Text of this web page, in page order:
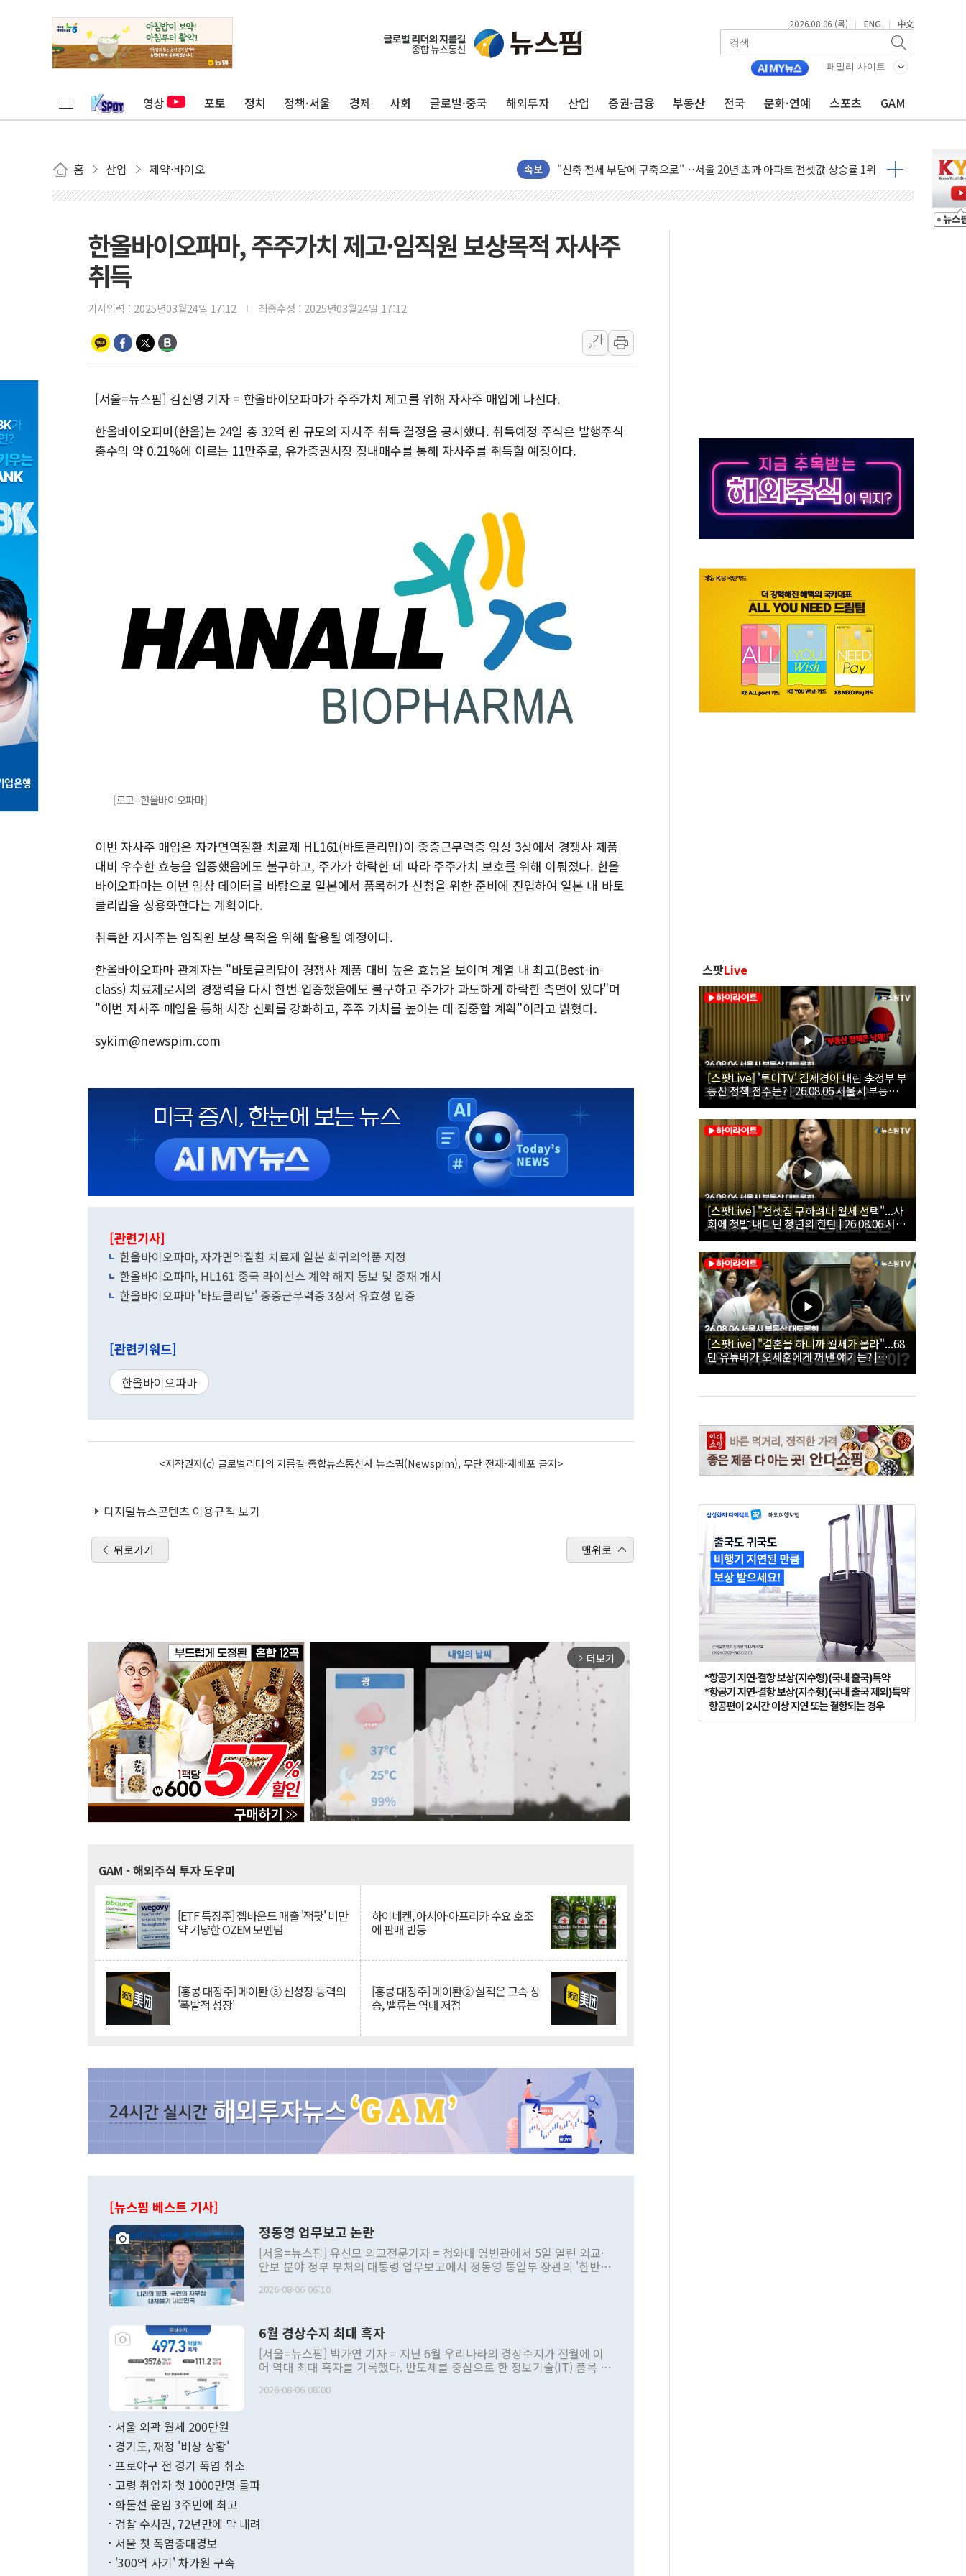
2026.08.06 (목) | ENG | 中文
패밀리 사이트
영상 포토 정치 정책·서울 경제 사회 글로벌·중국 해외투자 산업 증권·금융 부동산 전국 문화·연예 스포츠 GAM
홈 산업 제약·바이오 속보
[ETF 시황] SK하이닉스 인버스 20% 급등…레버리지 급락
[중국증시 마감] 혼조 마감, 폭염·전력 수요에 석탄주 강세
[일본 증시] 닛케이, AI·반도체 차익실현 매물에 3일 만에 반락
[마감시황] 반도체가 흔든 코스피…4.58% 급락 속 코스닥만 웃었다
개인사업자대출 격차 9180억→3990억…인터넷뱅크 1·2위 '격전'
파주 쇼핑백 제조 공장서 화재 4개 동 전소…인명피해 없어
10프로대 하락 마감한 SK하이닉스
이성훈 LH 사장 "서울지역본부 청년주택으로"…직원 사기 회복도 숙제
KT&G, 상반기 역대 최대매출…중간배당금 2000원으로 상향
에이루트, 글로벌 리테일 박람회서 신규 채널 확보
[뉴스핌 뉴스레터 Today ANDA] 8월 6일
인천공항 여객터미널, 대형 미디어아트로 다채로운 볼거리 제공
해군, 독도 인근서 동해영토수호훈련 비공개 실시
한올바이오파마, 주주가치 제고·임직원 보상목적 자사주
취득
기사입력 : 2025년03월24일 17:12 최종수정 : 2025년03월24일 17:12
가
가
[서울=뉴스핌] 김신영 기자 = 한올바이오파마가 주주가치 제고를 위해 자사주 매입에 나선다.
한올바이오파마(한올)는 24일 총 32억 원 규모의 자사주 취득 결정을 공시했다. 취득예정 주식은 발행주식
총수의 약 0.21%에 이르는 11만주로, 유가증권시장 장내매수를 통해 자사주를 취득할 예정이다.
[로고=한올바이오파마]
이번 자사주 매입은 자가면역질환 치료제 HL161(바토클리맙)이 중증근무력증 임상 3상에서 경쟁사 제품
대비 우수한 효능을 입증했음에도 불구하고, 주가가 하락한 데 따라 주주가치 보호를 위해 이뤄졌다. 한올
바이오파마는 이번 임상 데이터를 바탕으로 일본에서 품목허가 신청을 위한 준비에 진입하여 일본 내 바토
클리맙을 상용화한다는 계획이다.
취득한 자사주는 임직원 보상 목적을 위해 활용될 예정이다.
한올바이오파마 관계자는 "바토클리맙이 경쟁사 제품 대비 높은 효능을 보이며 계열 내 최고(Best-in-
class) 치료제로서의 경쟁력을 다시 한번 입증했음에도 불구하고 주가가 과도하게 하락한 측면이 있다"며
"이번 자사주 매입을 통해 시장 신뢰를 강화하고, 주주 가치를 높이는 데 집중할 계획"이라고 밝혔다.
sykim@newspim.com
[관련기사]
한올바이오파마, 자가면역질환 치료제 일본 희귀의약품 지정
한올바이오파마, HL161 중국 라이선스 계약 해지 통보 및 중재 개시
한올바이오파마 '바토클리맙' 중증근무력증 3상서 유효성 입증
[관련키워드]
한올바이오파마
<저작권자(c) 글로벌리더의 지름길 종합뉴스통신사 뉴스핌(Newspim), 무단 전재-재배포 금지>
디지털뉴스콘텐츠 이용규칙 보기
뒤로가기 맨위로
arrow_forward_ios 더보기
GAM - 해외주식 투자 도우미
[ETF 특징주] 젭바운드 매출 '잭팟' 비만
약 겨냥한 OZEM 모멘텀
하이네켄, 아시아·아프리카 수요 호조
에 판매 반등
[홍콩 대장주] 메이퇀 ③ 신성장 동력의
'폭발적 성장'
[홍콩 대장주] 메이퇀② 실적은 고속 상
승, 밸류는 역대 저점
[뉴스핌 베스트 기사]
정동영 업무보고 논란
[서울=뉴스핌] 유신모 외교전문기자 = 청와대 영빈관에서 5일 열린 외교·
안보 분야 정부 부처의 대통령 업무보고에서 정동영 통일부 장관의 '한반도
발언 중에는 정부 내 조율을 거치지 않은 사안을 정책으로 추진하겠다고 공
주의적 희망에 근거한 비현실적 구상'이라는 비판을 내놨다. 그동안 정 장
관의 대북 정책 관련 발언이 물의를 빚은 적은 여러 번 있지만 대통령과 유
관 부처 장관이 공개적으로 부정적 입장을 표명한 것은 이례적이다. 정 장
관의 무리한 대북 접근법과 월권을 제어해야 한다는 목소리도 높아지고 있
다. [정동영 통일부 장관이 지난달 23일 오후 서울 종로구 정부서울청사에
무너졌다고도 했다. 또 "현 시점에서 흘러간 선(先)비핵화만 되뇌는 것은
함께 4자 대화의 동력을 확보하기 위해 최선을 다할 것"이라고 말했다. 하
2026-08-06 06:10
6월 경상수지 최대 흑자
[서울=뉴스핌] 박가연 기자 = 지난 6월 우리나라의 경상수지가 전월에 이
어 역대 최대 흑자를 기록했다. 반도체를 중심으로 한 정보기술(IT) 품목 수
료=한국은행] 한국은행이 6일 발표한 '2026년 6월 국제수지(잠정)'에 따르
며 월간 기준 처음으로 1000억달러를 넘어섰다. 상품수입은 644억8000만
196.9% 급증했고 컴퓨터·주변기기(SSD)는 282.7% 증가했다. IT 품목
수출은 160.4% 늘었으며 비IT 품목도 ▲석유제품(47.5%) ▲화공품
2026-08-06 08:00
서울 외곽 월세 200만원
경기도, 재정 '비상 상황'
프로야구 전 경기 폭염 취소
고령 취업자 첫 1000만명 돌파
화물선 운임 3주만에 최고
검찰 수사권, 72년만에 막 내려
서울 첫 폭염중대경보
'300억 사기' 차가원 구속
스팟Live
[스팟Live] '투미TV' 김제경이 내린 李정부 부
동산 정책 점수는? | 26.08.06 서울시 부동산
대토론회
[스팟Live] "전셋집 구하려다 월세 선택"...사
회에 첫발 내디딘 청년의 한탄 | 26.08.06 서울
시 부동산 대토론회
[스팟Live] "결혼을 하니까 월세가 올라"...68
만 유튜버가 오세훈에게 꺼낸 얘기는? |
26.08.06 서울시 부동산 대토론회